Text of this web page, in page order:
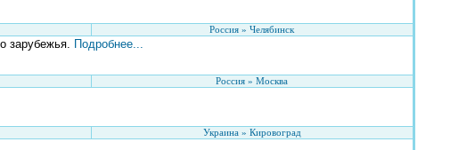
Россия » Челябинск
зарубежья. Подробнее...
Россия » Москва
Украина » Кировоград